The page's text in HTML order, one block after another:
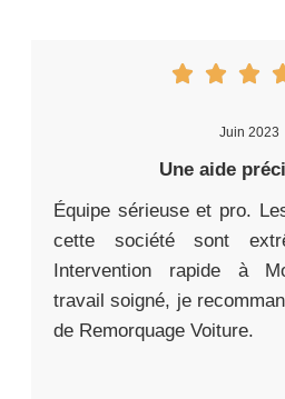
Juin 2023
Une aide
Équipe sérieuse et pro.
cette société sont
Intervention rapide à
travail soigné, je
de Remorquage Voiture.